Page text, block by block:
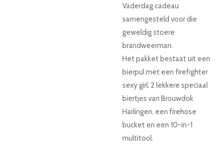
Vaderdag cadeau
samengesteld voor die
geweldig stoere
brandweerman.
Het pakket bestaat uit een
bierpul met een firefighter
sexy girl, 2 lekkere speciaal
biertjes van Brouwdok
Harlingen, een firehose
bucket en een 10-in-1
multitool.